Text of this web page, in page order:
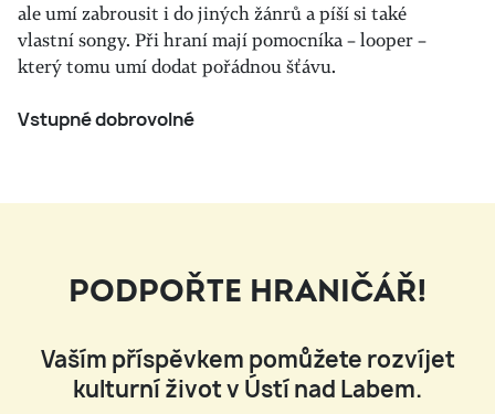
ale umí zabrousit i do jiných žánrů a píší si také
vlastní songy. Při hraní mají pomocníka – looper –
který tomu umí dodat pořádnou šťávu.
Vstupné dobrovolné
PODPOŘTE HRANIČÁŘ!
Vaším příspěvkem pomůžete rozvíjet
kulturní život v Ústí nad Labem.